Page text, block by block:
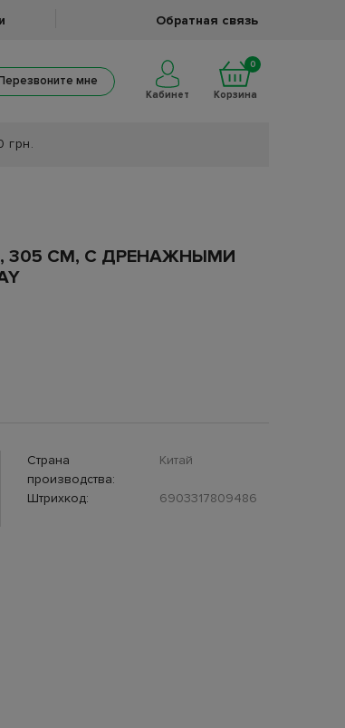
Обратная связь
мне
Кабинет
0
Корзина
грн.
305 СМ, С ДРЕНАЖНЫМИ
Страна
производства:
Китай
Штрихкод: 6903317809486